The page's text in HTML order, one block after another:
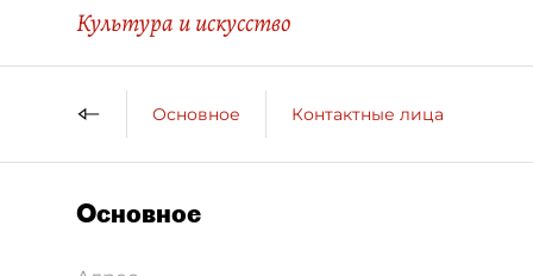
Культура и искусство
Основное Контактные лица
Основное